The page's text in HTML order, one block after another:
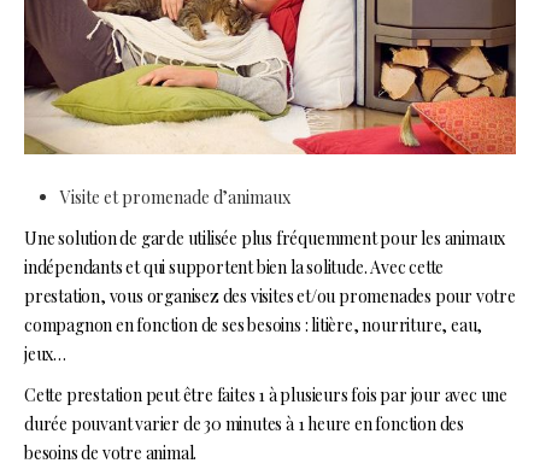
Visite et promenade d’animaux
Une solution de garde utilisée plus fréquemment pour les animaux
indépendants et qui supportent bien la solitude. Avec cette
prestation, vous organisez des visites et/ou promenades pour votre
compagnon en fonction de ses besoins : litière, nourriture, eau,
jeux…
Cette prestation peut être faites 1 à plusieurs fois par jour avec une
durée pouvant varier de 30 minutes à 1 heure en fonction des
besoins de votre animal.